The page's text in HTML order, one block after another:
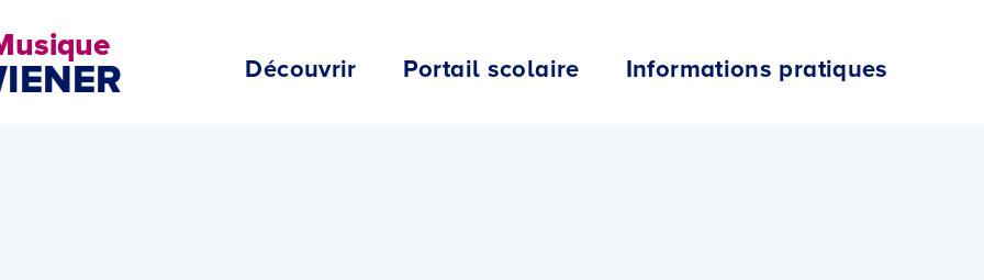
Découvrir Portail scolaire Informations pratiques